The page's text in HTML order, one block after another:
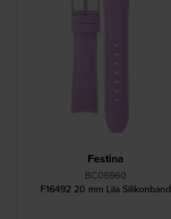
Festina
BC06960
F16492 20 mm Lila Silikonband